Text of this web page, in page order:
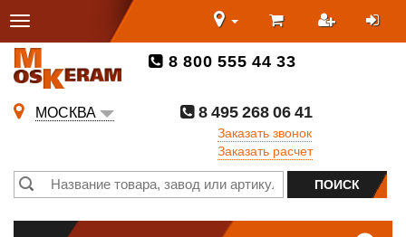
8 800 555 44 33
МОСКВА
8 495 268 06 41
Заказать звонок
Заказать расчет